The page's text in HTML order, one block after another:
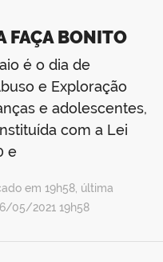
FAÇA BONITO
é o dia de
e Exploração
e adolescentes,
com a Lei
e
em 19h58, última
05/2021 19h58